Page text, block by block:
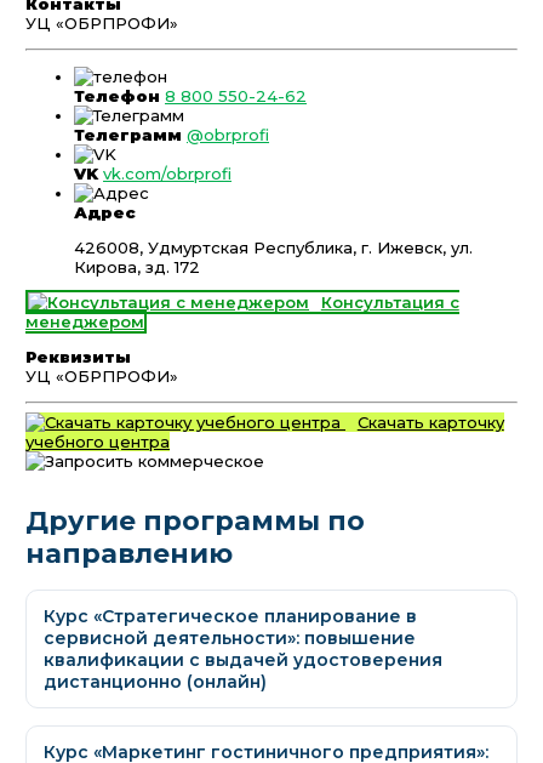
УЦ «ОБРПРОФИ»
Телефон 8 800 550-24-62
Телеграмм @obrprofi
VK vk.com/obrprofi
Адрес
426008, Удмуртская Республика, г. Ижевск, ул.
Кирова, зд. 172
Консультация с
менеджером
Реквизиты
УЦ «ОБРПРОФИ»
Скачать карточку
учебного центра
Другие программы по
направлению
Курс «Стратегическое планирование в
сервисной деятельности»: повышение
квалификации с выдачей удостоверения
дистанционно (онлайн)
Курс «Маркетинг гостиничного предприятия»: